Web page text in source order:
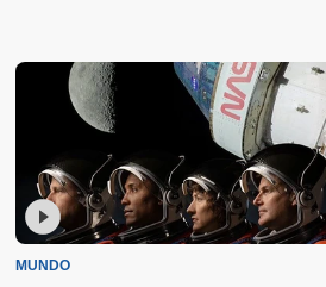
desesperadamente a su
familia en Venezuela
MUNDO